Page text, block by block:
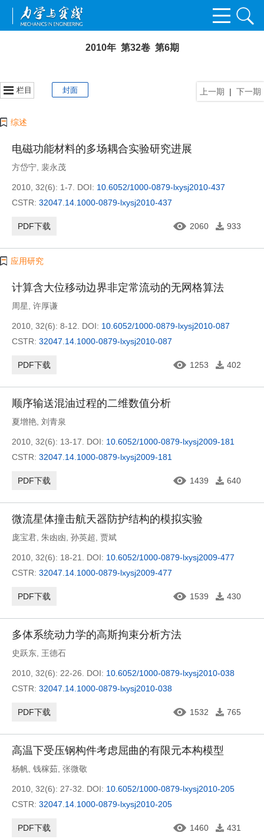
2010年 第32卷 第6期
上一期 | 下一期
栏目 封面
综述
电磁功能材料的多场耦合实验研究进展
方岱宁 裴永茂
2010, 32(6): 1-7. DOI: 10.6052/1000-0879-lxysj2010-437
CSTR: 32047.14.1000-0879-lxysj2010-437
PDF下载 2060 933
应用研究
计算含大位移动边界非定常流动的无网格算法
周星 许厚谦
2010, 32(6): 8-12. DOI: 10.6052/1000-0879-lxysj2010-087
CSTR: 32047.14.1000-0879-lxysj2010-087
PDF下载 1253 402
顺序输送混油过程的二维数值分析
夏增艳 刘青泉
2010, 32(6): 13-17. DOI: 10.6052/1000-0879-lxysj2009-181
CSTR: 32047.14.1000-0879-lxysj2009-181
PDF下载 1439 640
微流星体撞击航天器防护结构的模拟实验
庞宝君 朱凼凼 孙英超 贾斌
2010, 32(6): 18-21. DOI: 10.6052/1000-0879-lxysj2009-477
CSTR: 32047.14.1000-0879-lxysj2009-477
PDF下载 1539 430
多体系统动力学的高斯拘束分析方法
史跃东 王德石
2010, 32(6): 22-26. DOI: 10.6052/1000-0879-lxysj2010-038
CSTR: 32047.14.1000-0879-lxysj2010-038
PDF下载 1532 765
高温下受压钢构件考虑屈曲的有限元本构模型
杨帆 钱稼茹 张微敬
2010, 32(6): 27-32. DOI: 10.6052/1000-0879-lxysj2010-205
CSTR: 32047.14.1000-0879-lxysj2010-205
PDF下载 1460 431